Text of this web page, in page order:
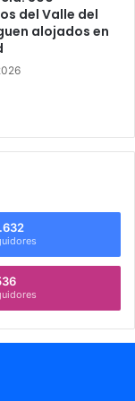
del Valle del
alojados en